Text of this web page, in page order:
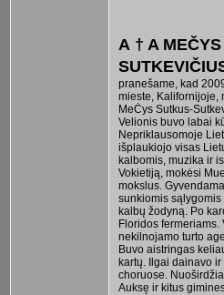
A † A
pranešame, kad
mieste, Kalifornijoje,
MeĊys Sutkus-
Velionis buvo labai
Nepriklausomoje
išplaukiojo visas
kalbomis, muzika ir
Vokietiją, mokėsi
mokslus.
sunkiomis
kalbų žodyną. Po
Floridos
nekilnojamo turto
Buvo aistringas
kartų. Ilgai dainavo
choruose.
Auksę ir kitus